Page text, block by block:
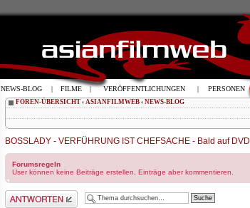
FOREN-ÜBERSICHT ‹ ASIANFILMWEB ‹ NEWS-BLOG
BOSSLADY - VERFÜHRUNG IST CHEFSACHE - Bald auf DVD
Forumsregeln
User können keine Beiträge erstellen, Einträge aber kommentieren.
Antwort schreiben
NEWS-BLOG | FILME | VERÖFFENTLICHUNGEN | PERSONEN